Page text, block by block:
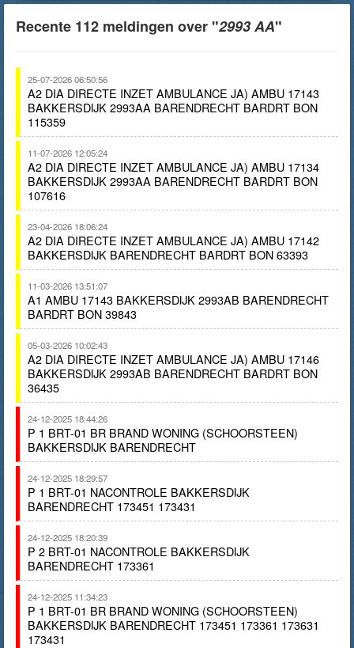
Recente 112 meldingen over "2993 AA"
25-07-2026 06:50:56
A2 DIA DIRECTE INZET AMBULANCE JA) AMBU 17143
BAKKERSDIJK 2993AA BARENDRECHT BARDRT BON
115359
11-07-2026 12:05:24
A2 DIA DIRECTE INZET AMBULANCE JA) AMBU 17134
BAKKERSDIJK 2993AA BARENDRECHT BARDRT BON
107616
23-04-2026 18:06:24
A2 DIA DIRECTE INZET AMBULANCE JA) AMBU 17142
BAKKERSDIJK BARENDRECHT BARDRT BON 63393
11-03-2026 13:51:07
A1 AMBU 17143 BAKKERSDIJK 2993AB BARENDRECHT
BARDRT BON 39843
05-03-2026 10:02:43
A2 DIA DIRECTE INZET AMBULANCE JA) AMBU 17146
BAKKERSDIJK 2993AB BARENDRECHT BARDRT BON
36435
24-12-2025 18:44:26
P 1 BRT-01 BR BRAND WONING (SCHOORSTEEN)
BAKKERSDIJK BARENDRECHT
24-12-2025 18:29:57
P 1 BRT-01 NACONTROLE BAKKERSDIJK
BARENDRECHT 173451 173431
24-12-2025 18:20:39
P 2 BRT-01 NACONTROLE BAKKERSDIJK
BARENDRECHT 173361
24-12-2025 11:34:23
P 1 BRT-01 BR BRAND WONING (SCHOORSTEEN)
BAKKERSDIJK BARENDRECHT 173451 173361 173631
173431